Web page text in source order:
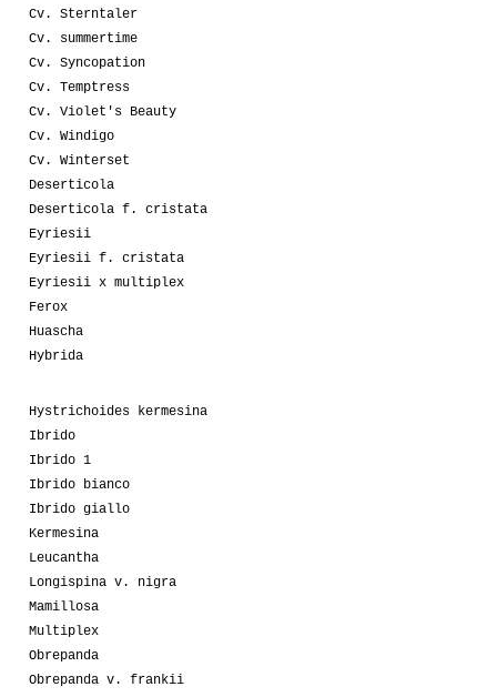
Cv. Sterntaler
Cv. summertime
Cv. Syncopation
Cv. Temptress
Cv. Violet's Beauty
Cv. Windigo
Cv. Winterset
Deserticola
Deserticola f. cristata
Eyriesii
Eyriesii f. cristata
Eyriesii x multiplex
Ferox
Huascha
Hybrida
Hystrichoides kermesina
Ibrido
Ibrido 1
Ibrido bianco
Ibrido giallo
Kermesina
Leucantha
Longispina v. nigra
Mamillosa
Multiplex
Obrepanda
Obrepanda v. frankii